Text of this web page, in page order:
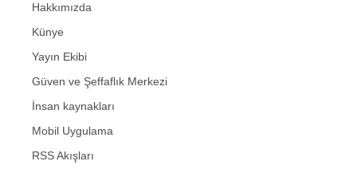
Hakkımızda
Künye
Yayın Ekibi
Güven ve Şeffaflık Merkezi
İnsan kaynakları
Mobil Uygulama
RSS Akışları